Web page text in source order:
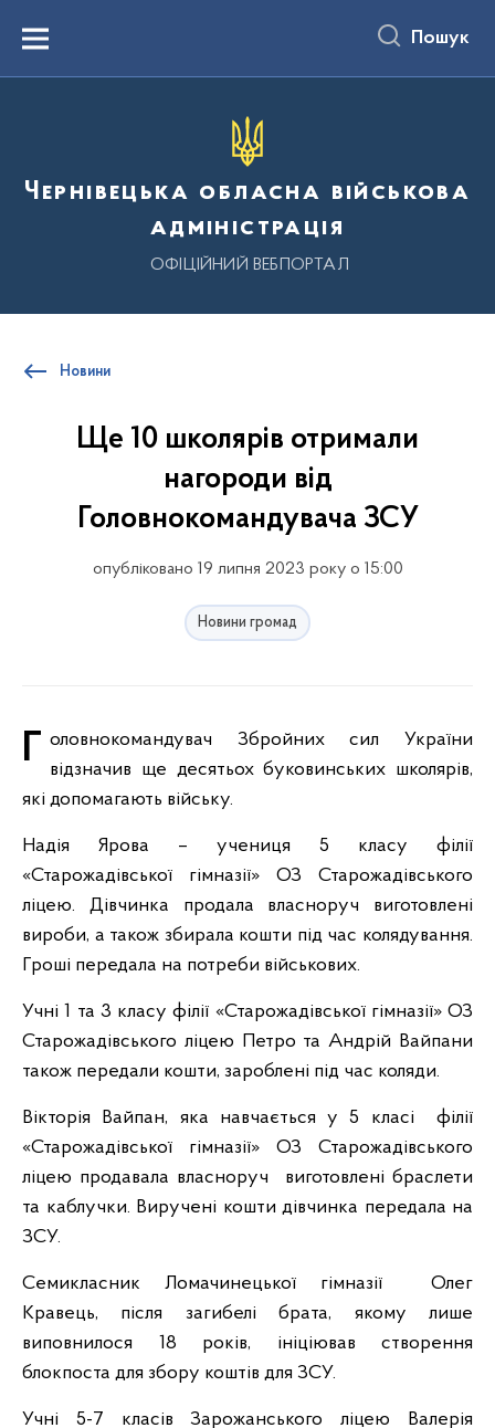
вмістуMenu Пошук
Чернівецька обласна військова
адміністрація
ОФІЦІЙНИЙ ВЕБПОРТАЛ
Новини
Ще 10 школярів отримали
нагороди від
Головнокомандувача ЗСУ
опубліковано 19 липня 2023 року о 15:00
Новини громад
Головнокомандувач Збройних сил України відзначив ще десятьох буковинських школярів,
які допомагають війську.
Надія Ярова – учениця 5 класу філії
«Старожадівської гімназії» ОЗ Старожадівського
ліцею. Дівчинка продала власноруч виготовлені
вироби, а також збирала кошти під час колядування.
Гроші передала на потреби військових.
Учні 1 та 3 класу філії «Старожадівської гімназії» ОЗ
Старожадівського ліцею Петро та Андрій Вайпани
також передали кошти, зароблені під час коляди.
Вікторія Вайпан, яка навчається у 5 класі філії
«Старожадівської гімназії» ОЗ Старожадівського
ліцею продавала власноруч виготовлені браслети
та каблучки. Виручені кошти дівчинка передала на
ЗСУ.
Семикласник Ломачинецької гімназії Олег
Кравець, після загибелі брата, якому лише
виповнилося 18 років, ініціював створення
блокпоста для збору коштів для ЗСУ.
Учні 5-7 класів Зарожанського ліцею Валерія